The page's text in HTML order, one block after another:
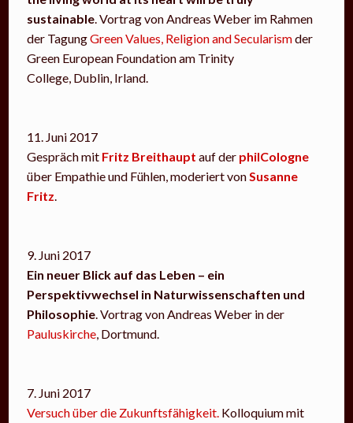
sustainable . Vortrag von Andreas Weber im Rahmen
der TagungGreen Values, Religion and Secularismder
Green European Foundation am Trinity
College, Dublin, Irland.
11. Juni 2017
Gespräch mit Fritz Breithaupt auf der philCologne
über Empathie und Fühlen, moderiert von Susanne
Fritz
9. Juni 2017
Ein neuer Blick auf das Leben – ein
Perspektivwechsel in Naturwissenschaften und
Philosophie . Vortrag von Andreas Weber in der
Pauluskirche , Dortmund.
7. Juni 2017
Versuch über die Zukunftsfähigkeit. Kolloquium mit